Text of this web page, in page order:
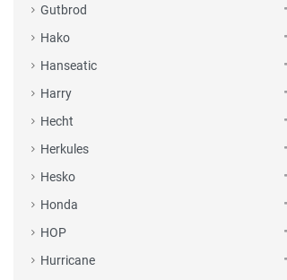
Gutbrod
Hako
Hanseatic
Harry
Hecht
Herkules
Hesko
Honda
HOP
Hurricane